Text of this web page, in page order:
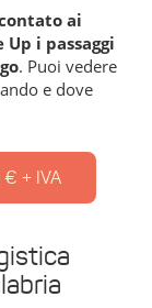
ai
i passaggi
. Puoi vedere
e dove
€ + IVA